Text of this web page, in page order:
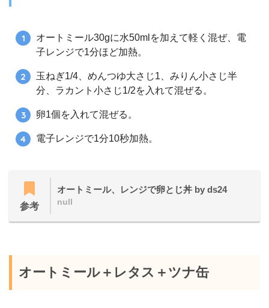
オートミール30gに水50mlを加えて軽く混ぜ、電
子レンジで1分ほど加熱。
玉ねぎ1/4、めんつゆ大さじ1、みりん小さじ半
分、ラカント小さじ1/2を入れて混ぜる。
卵1個を入れて混ぜる。
電子レンジで1分10秒加熱。
参考
オートミール、レンジで卵とじ丼 by ds24
null
オートミール＋レタス＋ツナ缶